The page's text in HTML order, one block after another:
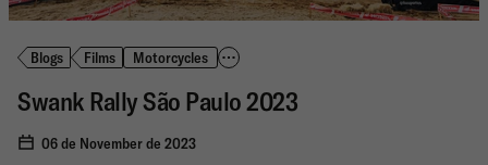
Blogs Films Motorcycles
Swank Rally São Paulo 2023
06 de November de 2023